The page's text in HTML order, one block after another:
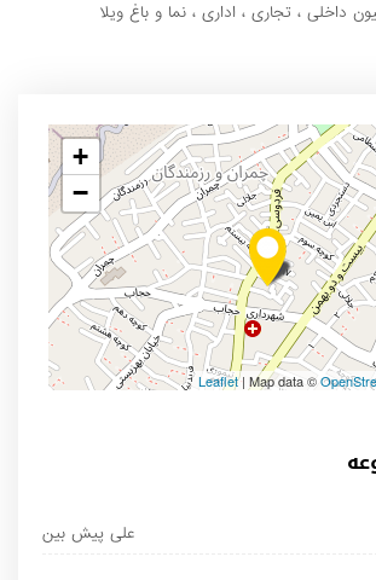
داخلی ، تجاری ، اداری ، نما و باغ ویلا
+
−
Leaflet| Map data ©
علی پیش بین